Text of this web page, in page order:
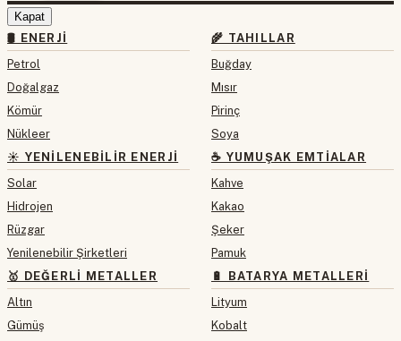
Kapat
🛢 ENERJI
Petrol
Doğalgaz
Kömür
Nükleer
☀️ YENILENEBILIR ENERJI
Solar
Hidrojen
Rüzgar
Yenilenebilir Şirketleri
🥇 DEĞERLI METALLER
Altın
Gümüş
🌾 TAHILLAR
Buğday
Mısır
Pirinç
Soya
☕ YUMUŞAK EMTIALAR
Kahve
Kakao
Şeker
Pamuk
🔋 BATARYA METALLERI
Lityum
Kobalt